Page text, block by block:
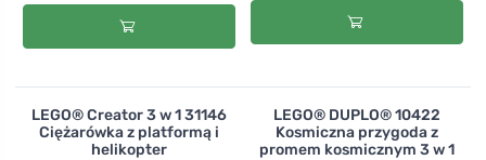
LEGO® Creator 3 w 1 31146
Ciężarówka z platformą i
helikopter
LEGO® DUPLO® 10422
Kosmiczna przygoda z
promem kosmicznym 3 w 1